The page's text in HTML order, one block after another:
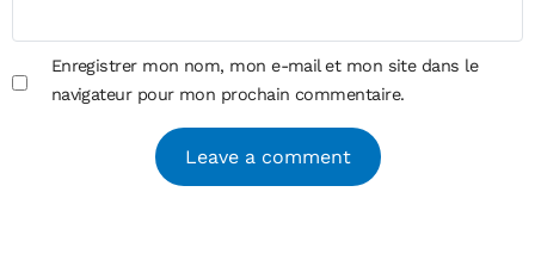
Enregistrer mon nom, mon e-mail et mon site dans le
navigateur pour mon prochain commentaire.